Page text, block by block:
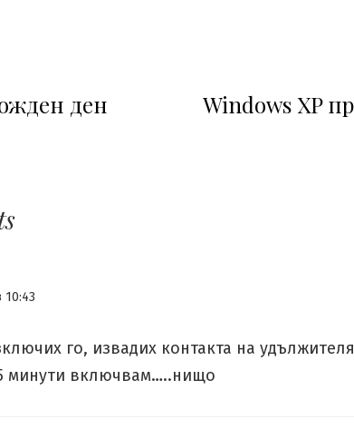
ден Windows XP
го, извадих контакта на
минути включвам…..нищо